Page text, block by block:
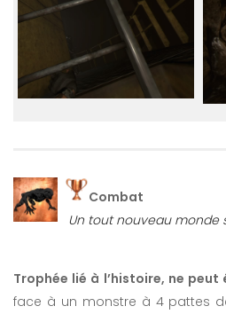
Combat
Un tout nouveau monde
Trophée lié à l’histoire, ne peut
face à un monstre à 4 pattes